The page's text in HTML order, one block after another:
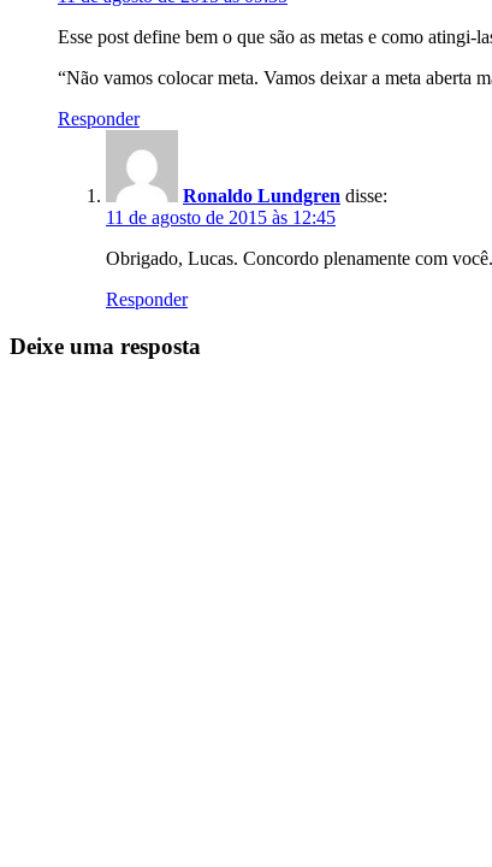
Esse post define bem o que são as metas e como atingi-
“Não vamos colocar meta. Vamos deixar a meta aberta
Responder
Ronaldo Lundgren disse:
11 de agosto de 2015 às 12:45
Obrigado, Lucas. Concordo plenamente com você.
Responder
Deixe uma resposta